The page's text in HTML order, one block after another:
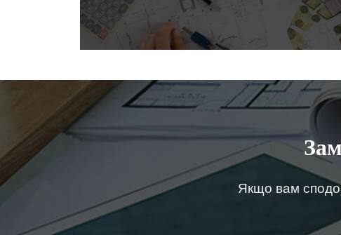
Якщо вам